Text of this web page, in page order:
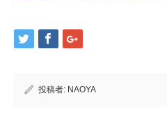
投稿者: NAOYA